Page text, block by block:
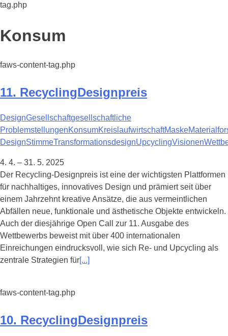
tag.php
Schlagwort:
Konsum
faws-content-tag.php
11. RecyclingDesignpreis
DesignGesellschaftgesellschaftliche
ProblemstellungenKonsumKreislaufwirtschaftMaske
DesignStimmeTransformationsdesignUpcyclingVisionen
4. 4. – 31. 5. 2025
Der Recycling-Designpreis ist eine der wichtigsten Plattformen
für nachhaltiges, innovatives Design und prämiert seit über
einem Jahrzehnt kreative Ansätze, die aus vermeintlichen
Abfällen neue, funktionale und ästhetische Objekte entwickeln.
Auch der diesjährige Open Call zur 11. Ausgabe des
Wettbewerbs beweist mit über 400 internationalen
Einreichungen eindrucksvoll, wie sich Re- und Upcycling als
zentrale Strategien für[...]
faws-content-tag.php
10. RecyclingDesignpreis